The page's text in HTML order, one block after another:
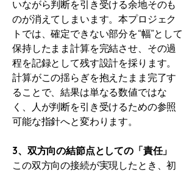
いながら判断を引き受ける余地そのも
のが消えてしまいます。本プロジェク
トでは、確定できない部分を“幅”として
保持したまま計算を完結させ、その過
程を記録として残す設計を採ります。
計算がこの揺らぎを抱えたまま完了す
ることで、結果は単なる数値ではな
く、人が判断を引き受けるための参照
可能な指針へと変わります。
3、双方向の結節点としての「責任」
この双方向の接続が実現したとき、初